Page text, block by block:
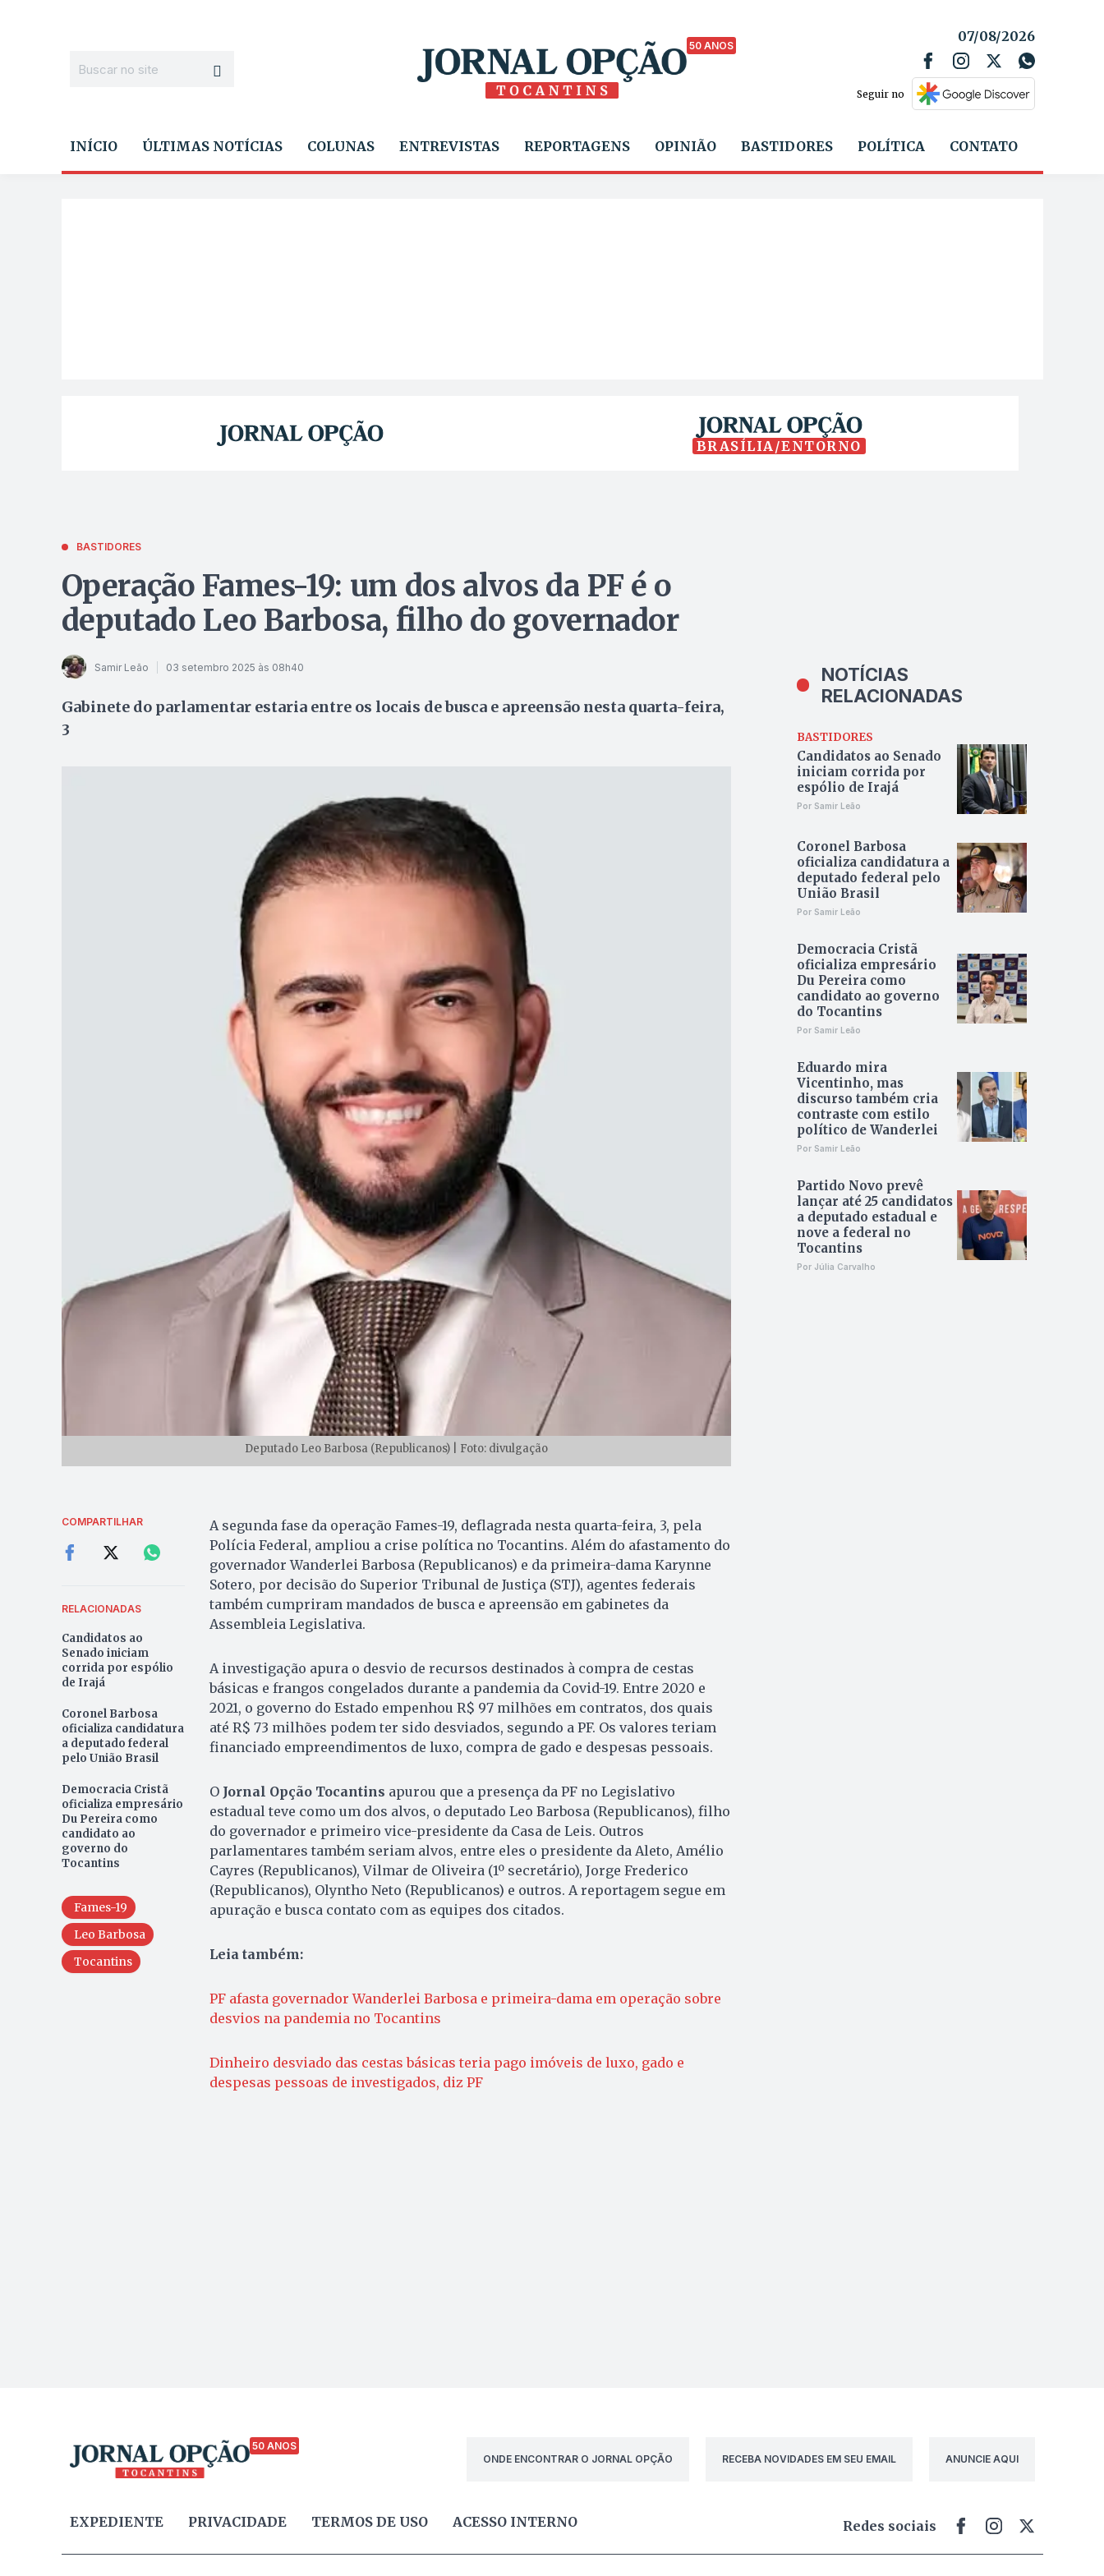
50 ANOS
07/08/2026
Seguir no
INÍCIO ÚLTIMAS NOTÍCIAS COLUNAS ENTREVISTAS REPORTAGENS OPINIÃO BASTIDORES POLÍTICA CONTATO
BRASÍLIA/ENTORNO
BASTIDORES
Operação Fames-19: um dos alvos da PF é o
deputado Leo Barbosa, filho do governador
Samir Leão 03 setembro 2025 às 08h40
Gabinete do parlamentar estaria entre os locais de busca e apreensão nesta quarta-feira,
3
Deputado Leo Barbosa (Republicanos) | Foto: divulgação
COMPARTILHAR
RELACIONADAS
Candidatos ao
Senado iniciam
corrida por espólio
de Irajá
Coronel Barbosa
oficializa candidatura
a deputado federal
pelo União Brasil
Democracia Cristã
oficializa empresário
Du Pereira como
candidato ao
governo do
Tocantins
Fames-19
Leo Barbosa
Tocantins
A segunda fase da operação Fames-19, deflagrada nesta quarta-feira, 3, pela
Polícia Federal, ampliou a crise política no Tocantins. Além do afastamento do
governador Wanderlei Barbosa (Republicanos) e da primeira-dama Karynne
Sotero, por decisão do Superior Tribunal de Justiça (STJ), agentes federais
também cumpriram mandados de busca e apreensão em gabinetes da
Assembleia Legislativa.
A investigação apura o desvio de recursos destinados à compra de cestas
básicas e frangos congelados durante a pandemia da Covid-19. Entre 2020 e
2021, o governo do Estado empenhou R$ 97 milhões em contratos, dos quais
até R$ 73 milhões podem ter sido desviados, segundo a PF. Os valores teriam
financiado empreendimentos de luxo, compra de gado e despesas pessoais.
O Jornal Opção Tocantins apurou que a presença da PF no Legislativo
estadual teve como um dos alvos, o deputado Leo Barbosa (Republicanos), filho
do governador e primeiro vice-presidente da Casa de Leis. Outros
parlamentares também seriam alvos, entre eles o presidente da Aleto, Amélio
Cayres (Republicanos), Vilmar de Oliveira (1º secretário), Jorge Frederico
(Republicanos), Olyntho Neto (Republicanos) e outros. A reportagem segue em
apuração e busca contato com as equipes dos citados.
Leia também:
PF afasta governador Wanderlei Barbosa e primeira-dama em operação sobre
desvios na pandemia no Tocantins
Dinheiro desviado das cestas básicas teria pago imóveis de luxo, gado e
despesas pessoas de investigados, diz PF
NOTÍCIAS
RELACIONADAS
BASTIDORES
Candidatos ao Senado
iniciam corrida por
espólio de Irajá
Por Samir Leão
Coronel Barbosa
oficializa candidatura a
deputado federal pelo
União Brasil
Por Samir Leão
Democracia Cristã
oficializa empresário
Du Pereira como
candidato ao governo
do Tocantins
Por Samir Leão
Eduardo mira
Vicentinho, mas
discurso também cria
contraste com estilo
político de Wanderlei
Por Samir Leão
Partido Novo prevê
lançar até 25 candidatos
a deputado estadual e
nove a federal no
Tocantins
Por Júlia Carvalho
50 ANOS
ONDE ENCONTRAR O JORNAL OPÇÃO
RECEBA NOVIDADES EM SEU EMAIL ANUNCIE AQUI
EXPEDIENTE PRIVACIDADE TERMOS DE USO ACESSO INTERNO Redes sociais